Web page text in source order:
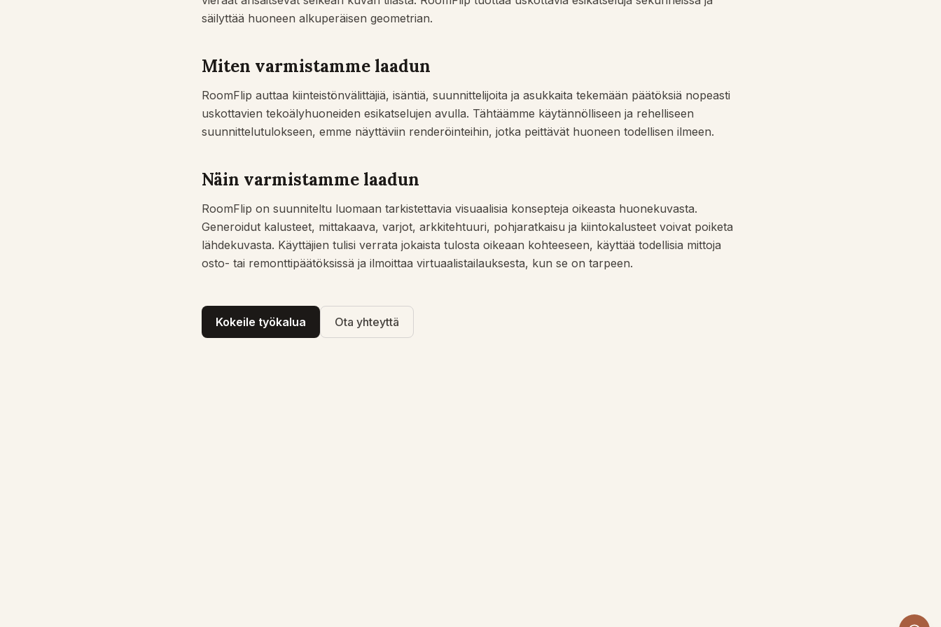
säilyttää huoneen alkuperäisen geometrian.
Miten varmistamme laadun
RoomFlip auttaa kiinteistönvälittäjiä, isäntiä, suunnittelijoita ja asukkaita tekemään päätöksiä nopeasti
uskottavien tekoälyhuoneiden esikatselujen avulla. Tähtäämme käytännölliseen ja rehelliseen
suunnittelutulokseen, emme näyttäviin renderöinteihin, jotka peittävät huoneen todellisen ilmeen.
Näin varmistamme laadun
RoomFlip on suunniteltu luomaan tarkistettavia visuaalisia konsepteja oikeasta huonekuvasta.
Generoidut kalusteet, mittakaava, varjot, arkkitehtuuri, pohjaratkaisu ja kiintokalusteet voivat poiketa
lähdekuvasta. Käyttäjien tulisi verrata jokaista tulosta oikeaan kohteeseen, käyttää todellisia mittoja
osto- tai remonttipäätöksissä ja ilmoittaa virtuaalistailauksesta, kun se on tarpeen.
Kokeile työkalua Ota yhteyttä